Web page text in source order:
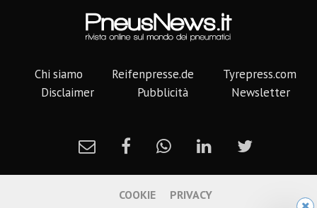
Chi siamo Reifenpresse.de
Tyrepress.com
Disclaimer
Pubblicità Newsletter
COOKIE PRIVACY